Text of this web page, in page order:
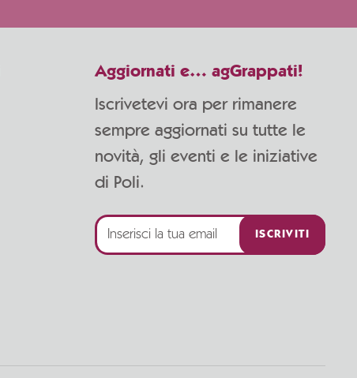
Aggiornati e… agGrappati!
Iscrivetevi ora per rimanere
sempre aggiornati su tutte le
novità, gli eventi e le iniziative
di Poli.
ISCRIVITI